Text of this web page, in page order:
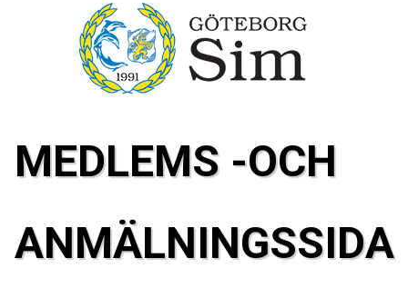
MEDLEMS -OCH
ANMÄLNINGSSIDA